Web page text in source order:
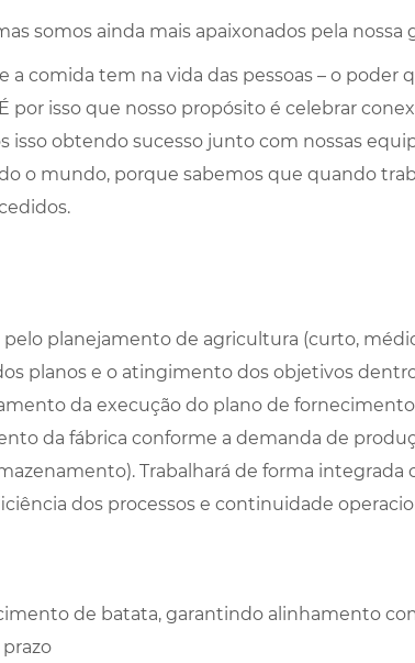
somos ainda mais apaixonados pela nossa
a comida tem na vida das pessoas – o poder
por isso que nosso propósito é celebrar
isso obtendo sucesso junto com nossas
o mundo, porque sabemos que quando
planejamento de agricultura (curto,
planos e o atingimento dos objetivos
da execução do plano de
da fábrica conforme a demanda de
Trabalhará de forma integrada
dos processos e continuidade
de batata, garantindo alinhamento